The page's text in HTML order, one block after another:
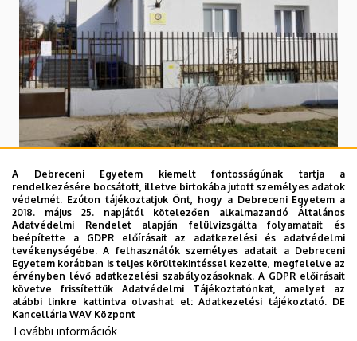
A Debreceni Egyetem kiemelt fontosságúnak tartja a
rendelkezésére bocsátott, illetve birtokába jutott személyes adatok
védelmét. Ezúton tájékoztatjuk Önt, hogy a Debreceni Egyetem a
2018. május 25. napjától kötelezően alkalmazandó Általános
Adatvédelmi Rendelet alapján felülvizsgálta folyamatait és
beépítette a GDPR előírásait az adatkezelési és adatvédelmi
tevékenységébe. A felhasználók személyes adatait a Debreceni
Egyetem korábban is teljes körültekintéssel kezelte, megfelelve az
érvényben lévő adatkezelési szabályozásoknak. A GDPR előírásait
követve frissítettük Adatvédelmi Tájékoztatónkat, amelyet az
alábbi linkre kattintva olvashat el:Adatkezelési tájékoztató. DE
Kancellária WAV Központ
További információk